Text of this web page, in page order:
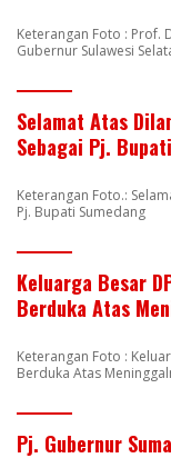
Keterangan Foto : Prof.
Gubernur Sulawesi
Selamat Atas
Sebagai Pj.
Keterangan Foto.:
Pj. Bupati Sumedang
Keluarga Besar
Berduka Atas
Keterangan Foto :
Berduka Atas
Pj. Gubernur